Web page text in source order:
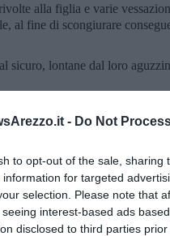
- Do Not
to opt-out of the sale,
information for targeted
selection. Please note that
interest-based ads
disclosed to third parties
alla figlia e varie
al fine di scongiurare
sicuro, lontane dal loro
Toscana iscriviti alla
nella tua casella di posta.